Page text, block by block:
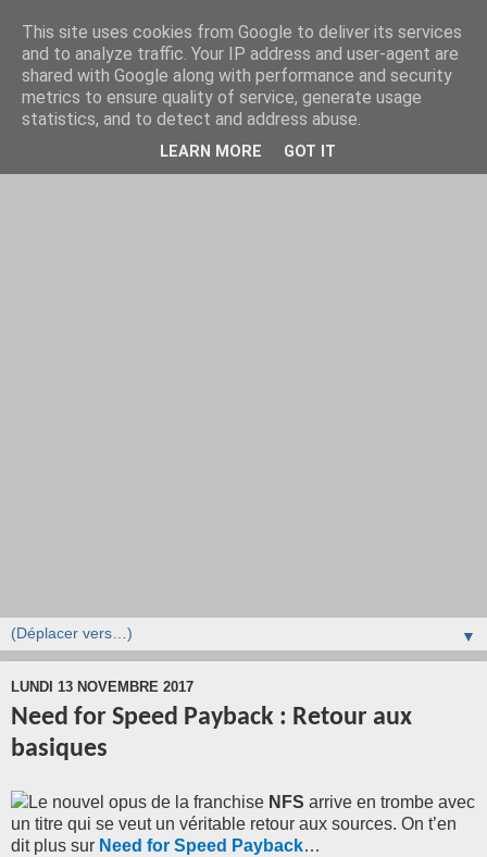
▼
LUNDI 13 NOVEMBRE 2017
Need for Speed Payback : Retour aux
basiques
Le nouvel opus de la franchise NFS arrive en trombe avec
un titre qui se veut un véritable retour aux sources. On t’en
dit plus sur Need for Speed Payback…
This site uses cookies from Google to deliver its services
and to analyze traffic. Your IP address and user-agent are
shared with Google along with performance and security
metrics to ensure quality of service, generate usage
statistics, and to detect and address abuse.
LEARN MORE GOT IT